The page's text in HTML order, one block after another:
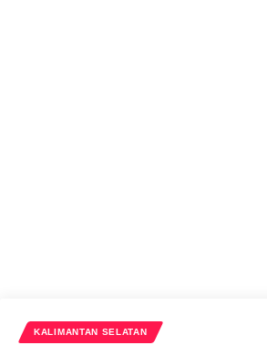
KALIMANTAN SELATAN